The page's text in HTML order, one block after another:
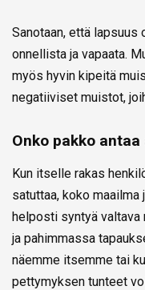
Sanotaan, että lapsuus
onnellista ja vapaata.
myös hyvin kipeitä
negatiiviset muistot,
Onko pakko
Kun itselle rakas
satuttaa, koko
helposti syntyä valtava
ja pahimmassa
näemme itsemme tai
pettymyksen tunteet